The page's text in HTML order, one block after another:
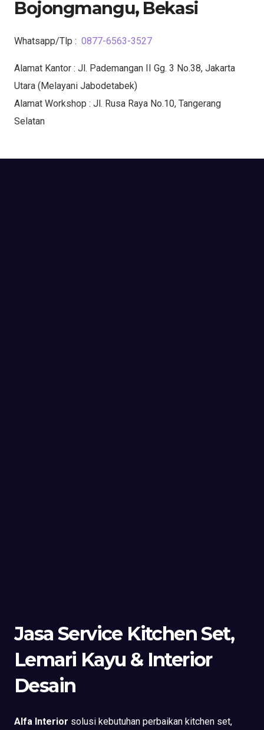
Bojongmangu, Bekasi
Whatsapp/Tlp : 0877-6563-3527
Alamat Kantor : Jl. Pademangan II Gg. 3 No.38, Jakarta
Utara (Melayani Jabodetabek)
Alamat Workshop : Jl. Rusa Raya No.10, Tangerang
Selatan
Jasa Service Kitchen Set,
Lemari Kayu & Interior
Desain
Alfa Interior solusi kebutuhan perbaikan kitchen set,